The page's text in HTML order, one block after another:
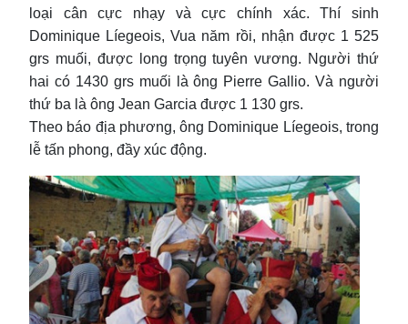
loại cân cực nhạy và cực chính xác. Thí sinh
Dominique Líegeois, Vua năm rồi, nhận được 1 525
grs muối, được long trọng tuyên vương. Người thứ
hai có 1430 grs muối là ông Pierre Gallio. Và người
thứ ba là ông Jean Garcia được 1 130 grs.
Theo báo địa phương, ông Dominique Líegeois, trong
lễ tấn phong, đầy xúc động.